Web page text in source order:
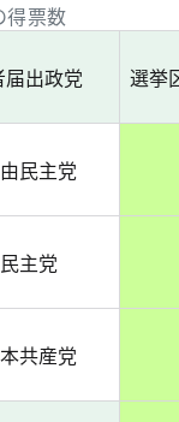
票数
届出政党 選挙
民主党
民主党
共産党